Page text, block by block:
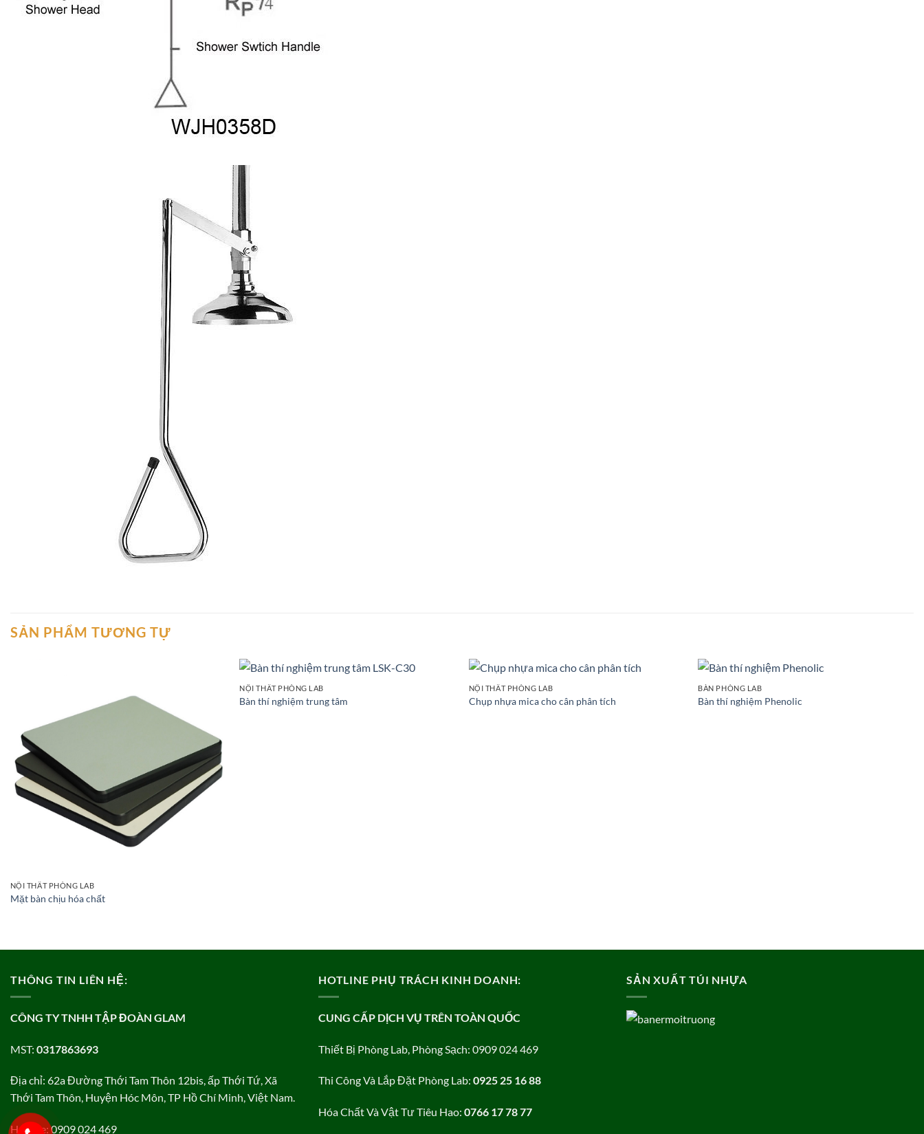
SẢN PHẨM TƯƠNG TỰ
NỘI THẤT PHÒNG LAB
Mặt bàn chịu hóa chất
NỘI THẤT PHÒNG LAB
Bàn thí nghiệm trung tâm
NỘI THẤT PHÒNG LAB
Chụp nhựa mica cho cân phân tích
BÀN PHÒNG LAB
Bàn thí nghiệm Phenolic
THÔNG TIN LIÊN HỆ:
CÔNG TY TNHH TẬP ĐOÀN GLAM
MST: 0317863693
Địa chỉ: 62a Đường Thới Tam Thôn 12bis, ấp Thới Tứ, Xã
Thới Tam Thôn, Huyện Hóc Môn, TP Hồ Chí Minh, Việt Nam.
Hotline: 0909 024 469
HOTLINE PHỤ TRÁCH KINH DOANH:
CUNG CẤP DỊCH VỤ TRÊN TOÀN QUỐC
Thiết Bị Phòng Lab, Phòng Sạch: 0909 024 469
Thi Công Và Lắp Đặt Phòng Lab: 0925 25 16 88
Hóa Chất Và Vật Tư Tiêu Hao: 0766 17 78 77
SẢN XUẤT TÚI NHỰA